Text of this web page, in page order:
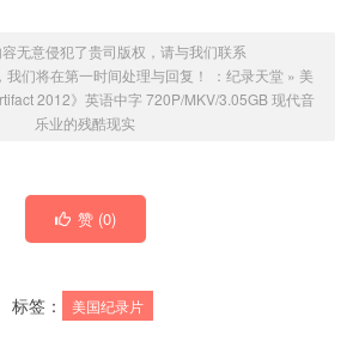
无意侵犯了贵司版权，请与我们联系
们将在第一时间处理与回复！ ： 纪录天堂» 美
2012》英语中字 720P/MKV/3.05GB 现代音
乐业的残酷现实
赞 (0)
标签： 美国纪录片